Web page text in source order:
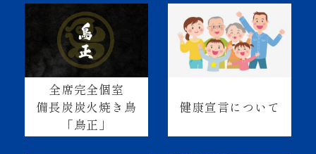
全席完全個室
備長炭炭火焼き鳥
「鳥正」
健康宣言について